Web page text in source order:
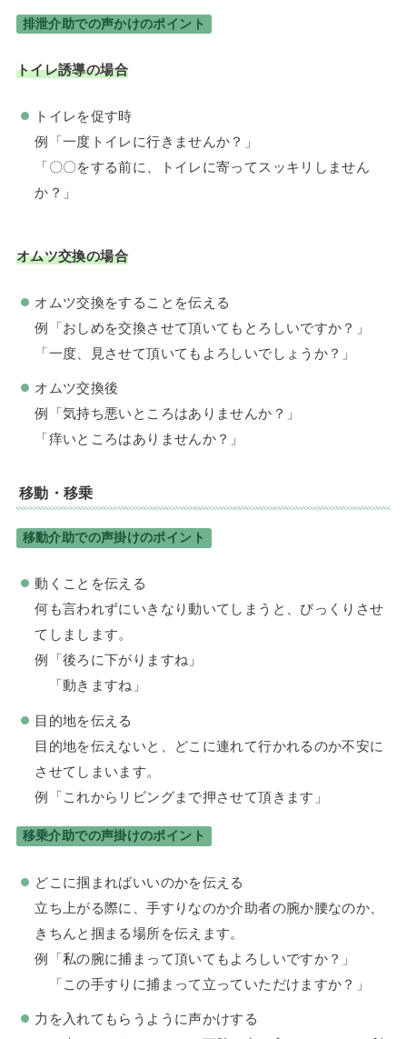
排泄介助での声かけのポイント
トイレ誘導の場合
トイレを促す時
例「一度トイレに行きませんか？」
「〇〇をする前に、トイレに寄ってスッキリしません
か？」
オムツ交換の場合
オムツ交換をすることを伝える
例「おしめを交換させて頂いてもとろしいですか？」
「一度、見させて頂いてもよろしいでしょうか？」
オムツ交換後
例「気持ち悪いところはありませんか？」
「痒いところはありませんか？」
移動・移乗
移動介助での声掛けのポイント
動くことを伝える
何も言われずにいきなり動いてしまうと、びっくりさせ
てしまします。
例「後ろに下がりますね」
「動きますね」
目的地を伝える
目的地を伝えないと、どこに連れて行かれるのか不安に
させてしまいます。
例「これからリビングまで押させて頂きます」
移乗介助での声掛けのポイント
どこに掴まればいいのかを伝える
立ち上がる際に、手すりなのか介助者の腕か腰なのか、
きちんと掴まる場所を伝えます。
例「私の腕に捕まって頂いてもよろしいですか？」
「この手すりに捕まって立っていただけますか？」
力を入れてもらうように声かけする